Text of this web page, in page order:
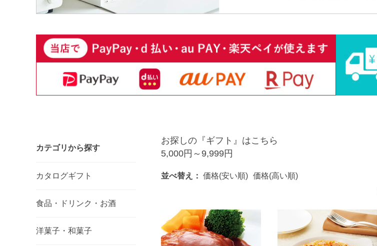
カテゴリから探す
カタログギフト
食品・ドリンク・お酒
洋菓子・和菓子
お探しの『ギフト』はこちら
5,000円～9,999円
並べ替え： 価格(安い順) 価格(高い順)